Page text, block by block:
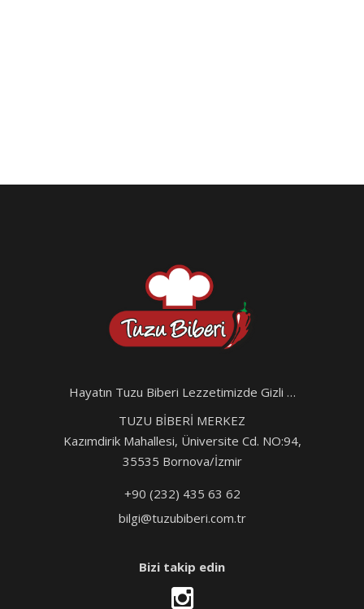
Hayatın Tuzu Biberi Lezzetimizde Gizli …
TUZU BİBERİ MERKEZ
Kazımdirik Mahallesi, Üniversite Cd. NO:94,
35535 Bornova/İzmir
+90 (232) 435 63 62
bilgi@tuzubiberi.com.tr
Bizi takip edin